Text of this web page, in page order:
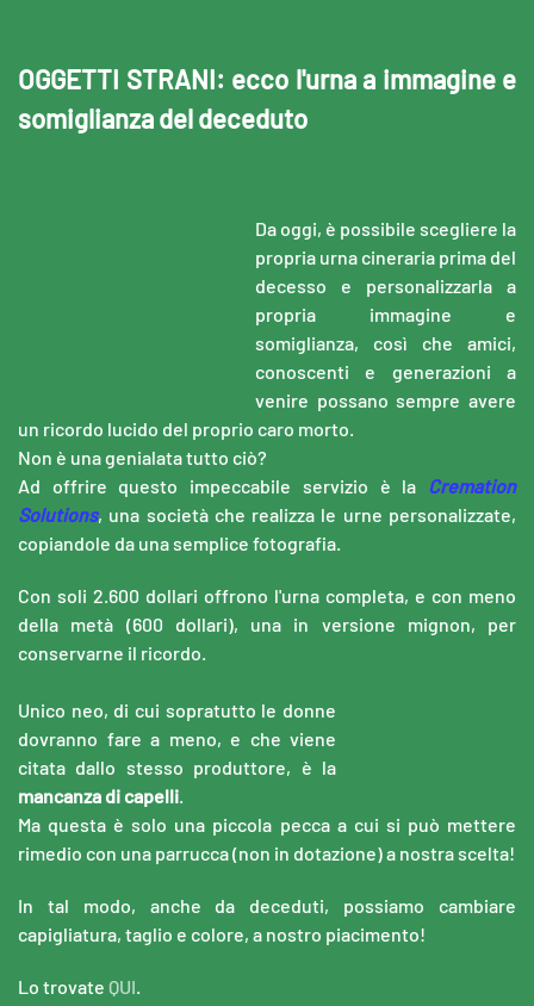
OGGETTI STRANI: ecco l'urna a immagine e
somiglianza del deceduto
Da oggi, è possibile scegliere la
propria urna cineraria prima del
decesso e personalizzarla a
propria immagine e
somiglianza, così che amici,
conoscenti e generazioni a
venire possano sempre avere
un ricordo lucido del proprio caro morto.
Non è una genialata tutto ciò?
Ad offrire questo impeccabile servizio è la Cremation
Solutions, una società che realizza le urne personalizzate,
copiandole da una semplice fotografia.
Con soli 2.600 dollari offrono l'urna completa, e con meno
della metà (600 dollari), una in versione mignon, per
conservarne il ricordo.
Unico neo, di cui sopratutto le donne
dovranno fare a meno, e che viene
citata dallo stesso produttore, è la
mancanza di capelli.
Ma questa è solo una piccola pecca a cui si può mettere
rimedio con una parrucca (non in dotazione) a nostra scelta!
In tal modo, anche da deceduti, possiamo cambiare
capigliatura, taglio e colore, a nostro piacimento!
Lo trovate QUI.